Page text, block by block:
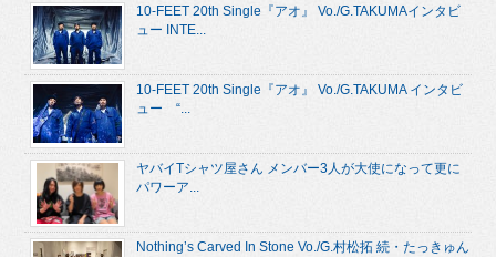
10-FEET 20th Single『アオ』 Vo./G.TAKUMAインタビ
ュー INTE...
10-FEET 20th Single『アオ』 Vo./G.TAKUMA インタビ
ュー “...
ヤバイTシャツ屋さん メンバー3人が大使になって更に
パワーア...
Nothing’s Carved In Stone Vo./G.村松拓 続・たっきゅん